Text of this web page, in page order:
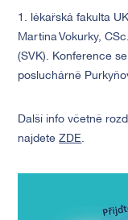
1. lékařská fakulta
Martina Vokurky,
(SVK). Konference
posluchárně
Další info včetně
najdeteZDE.